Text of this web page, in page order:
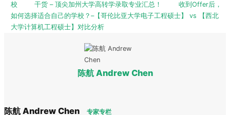
校
干货 – 顶尖加州大学高转学录取专业汇总！
收到Offer后，
如何选择适合自己的学校？–【哥伦比亚大学电子工程硕士】 vs 【西北
大学计算机工程硕士】对比分析
陈航 Andrew Chen
陈航 Andrew Chen 专家专栏